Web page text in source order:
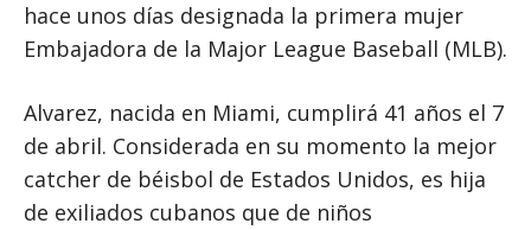
hace unos días designada la primera mujer
Embajadora de la Major League Baseball (MLB).
Alvarez, nacida en Miami, cumplirá 41 años el 7
de abril. Considerada en su momento la mejor
catcher de béisbol de Estados Unidos, es hija
de exiliados cubanos que de niños